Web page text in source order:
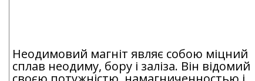
Неодимовий магніт являє собою міцний
сплав неодиму, бору і заліза. Він відомий